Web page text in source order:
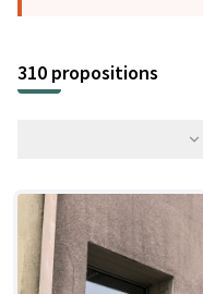
310 propositions